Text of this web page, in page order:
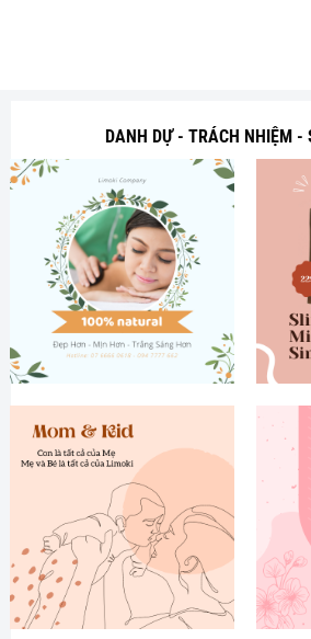
DANH DỰ - TRÁCH NHIỆM -